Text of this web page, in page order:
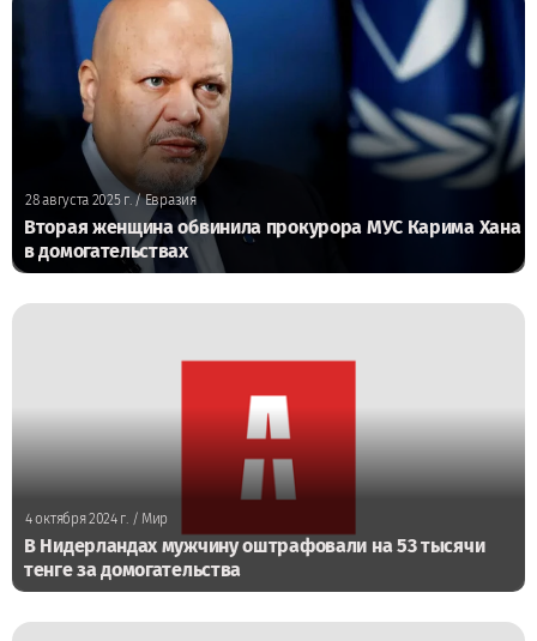
28 августа 2025 г./ Евразия
Вторая женщина обвинила прокурора МУС Карима Хана
в домогательствах
4 октября 2024 г. / Мир
В Нидерландах мужчину оштрафовали на 53 тысячи
тенге за домогательства